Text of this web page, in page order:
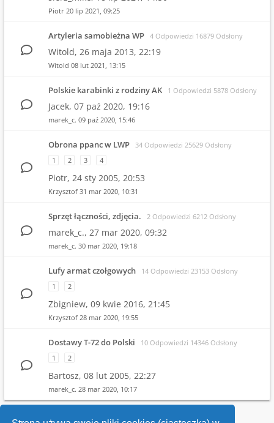
Piotr 20 lip 2021, 09:25
Artyleria samobieżna WP 4 Odpowiedzi 16879 Odsłony
Witold, 26 maja 2013, 22:19
Witold 08 lut 2021, 13:15
Polskie karabinki z rodziny AK 1 Odpowiedzi 5878 Odsłony
Jacek, 07 paź 2020, 19:16
marek_c. 09 paź 2020, 15:46
Obrona ppanc w LWP 34 Odpowiedzi 25629 Odsłony
1
2 3 4
Piotr, 24 sty 2005, 20:53
Krzysztof 31 mar 2020, 10:31
Sprzęt łączności, zdjęcia. 2 Odpowiedzi 6212 Odsłony
marek_c., 27 mar 2020, 09:32
marek_c. 30 mar 2020, 19:18
Lufy armat czołgowych
14 Odpowiedzi 23153 Odsłony
1
2
Zbigniew, 09 kwie 2016, 21:45
Krzysztof 28 mar 2020, 19:55
Dostawy T-72 do Polski
10 Odpowiedzi 14346 Odsłony
1
2
Bartosz, 08 lut 2005, 22:27
marek_c. 28 mar 2020, 10:17